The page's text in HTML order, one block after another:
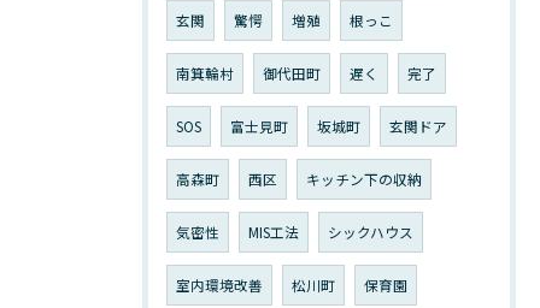
玄関 驚愕 増殖 根っこ
南箕輪村 御代田町 遅く 完了
SOS 富士見町 坂城町 玄関ドア
高森町 西区 キッチン下の収納
気密性 MIS工法 シックハウス
室内環境改善 松川町 保育園